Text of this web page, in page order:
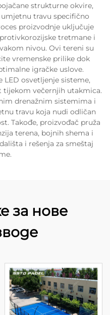
strukturne okvire,
travu specifično
proizvodnje uključuje
tretmane i
nivou. Ovi tereni su
vremenske prilike dok
igračke uslove.
LED osvetljenje sisteme,
večernjih utakmica.
drenažnim sistemima i
travu koja nudi odličan
Takođe, proizvođač pruža
terena, bojnih shema i
i rešenja za smeštaj
за нове